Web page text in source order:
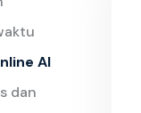
AI
dan